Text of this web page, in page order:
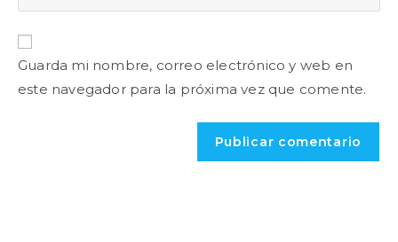
Guarda mi nombre, correo electrónico y web en
este navegador para la próxima vez que comente.